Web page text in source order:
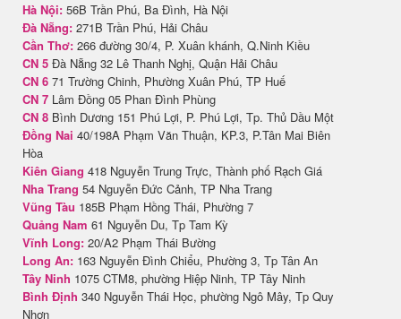
Hà Nội: 56B Trần Phú, Ba Đình, Hà Nội
Đà Nẵng: 271B Trần Phú, Hải Châu
Cần Thơ: 266 đường 30/4, P. Xuân khánh, Q.Ninh Kiều
CN 5 Đà Nẵng 32 Lê Thanh Nghị, Quận Hải Châu
CN 6 71 Trường Chinh, Phường Xuân Phú, TP Huế
CN 7 Lâm Đồng 05 Phan Đình Phùng
CN 8 Bình Dương 151 Phú Lợi, P. Phú Lợi, Tp. Thủ Dầu Một
Đồng Nai 40/198A Phạm Văn Thuận, KP.3, P.Tân Mai Biên
Hòa
Kiên Giang 418 Nguyễn Trung Trực, Thành phố Rạch Giá
Nha Trang 54 Nguyễn Đức Cảnh, TP Nha Trang
Vũng Tàu 185B Phạm Hồng Thái, Phường 7
Quảng Nam 61 Nguyễn Du, Tp Tam Kỳ
Vĩnh Long: 20/A2 Phạm Thái Bường
Long An: 163 Nguyễn Đình Chiểu, Phường 3, Tp Tân An
Tây Ninh 1075 CTM8, phường Hiệp Ninh, TP Tây Ninh
Bình Định 340 Nguyễn Thái Học, phường Ngô Mây, Tp Quy
Nhơn